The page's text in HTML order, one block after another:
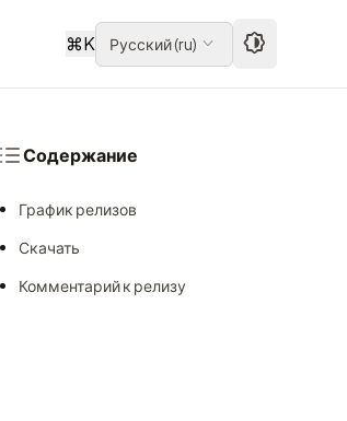
⌘K Русский(ru)
Содержание
График релизов
Скачать
Комментарий к релизу